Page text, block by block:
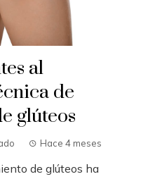
al
de
glúteos
Hace 4 meses
de glúteos ha